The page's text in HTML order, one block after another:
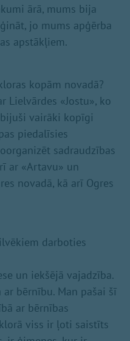
ārā, mums bija
jo mums apģērba
apstākļiem.
kopām novadā?
Lielvārdes «Jostu», ko
vairāki kopīgi
piedalīsies
sadraudzības
ar «Artavu» un
novadā, kā arī Ogres
darboties
un iekšējā vajadzība.
bērnību. Man pašai šī
ar bērnības
viss ir ļoti saistīts